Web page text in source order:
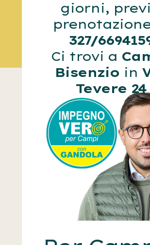
giorni,
327/
Ci trovi a
Bisenzio in
Tevere 24